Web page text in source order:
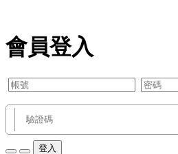
會員登入
登入